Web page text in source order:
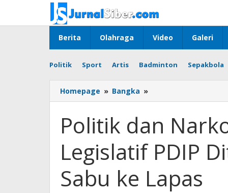
content
Berita Olahraga Video Galeri
Politik Sport Artis Badminton Sepakbola
Homepage » Bangka »
dan
Tersangka
Calon
Legislatif
PDIP
Selundupkan
Sabu
Politik dan
Legislatif PDIP
Sabu ke Lapas